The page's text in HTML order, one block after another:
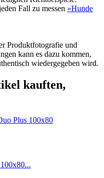
Fall zu messen »Hunde
Produktfotografie und
kann es dazu kommen,
wiedergegeben wird.
kauften,